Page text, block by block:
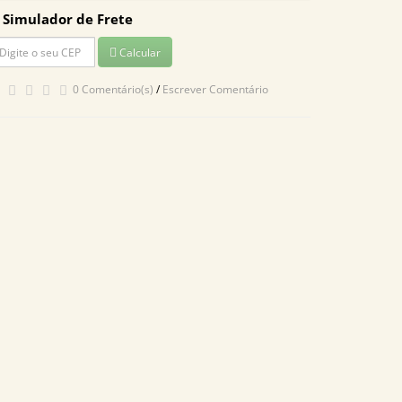
Simulador de Frete
Calcular
0 Comentário(s) /Escrever Comentário